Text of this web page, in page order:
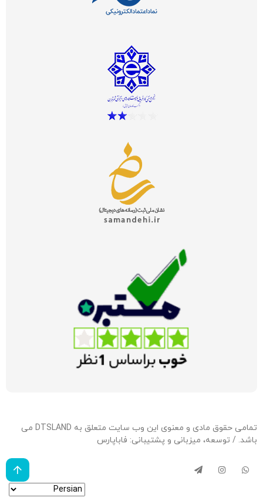
تمامی حقوق مادی و معنوی این وب سایت متعلق به DTSLAND می
باشد. / توسعه، میزبانی و پشتیبانی: فاباپارس